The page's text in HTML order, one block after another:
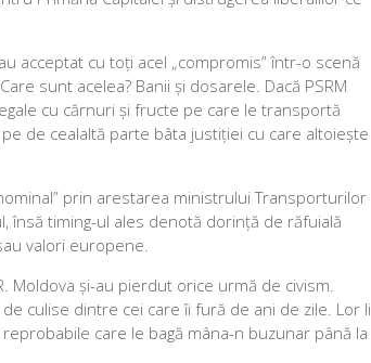
acceptat cu toți acel „compromis” într-o scenă
sunt acelea? Banii și dosarele. Dacă PSRM
cu cărnuri și fructe pe care le transportă
de cealaltă parte bâta justiției cu care altoiește
prin arestarea ministrului Transporturilor
însă timing-ul ales denotă dorință de răfuială
valori europene.
Moldova și-au pierdut orice urmă de civism.
culise dintre cei care îi fură de ani de zile. Lor li
care le bagă mâna-n buzunar până la